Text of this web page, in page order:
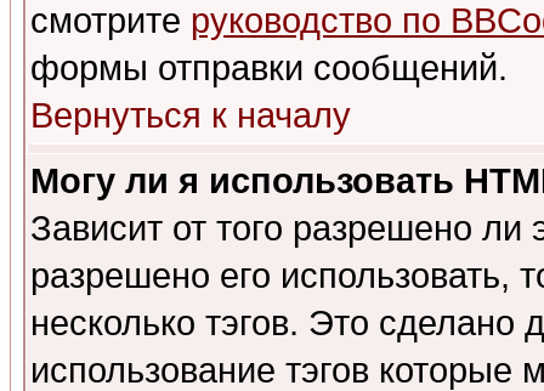
смотрите руководство по
формы отправки сообщений.
Вернуться к началу
Могу ли я использовать
Зависит от того разрешено
разрешено его использовать,
несколько тэгов. Это сделано
использование тэгов